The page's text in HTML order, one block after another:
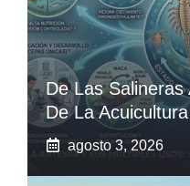
De Las Salineras
De La
agosto 3, 2026